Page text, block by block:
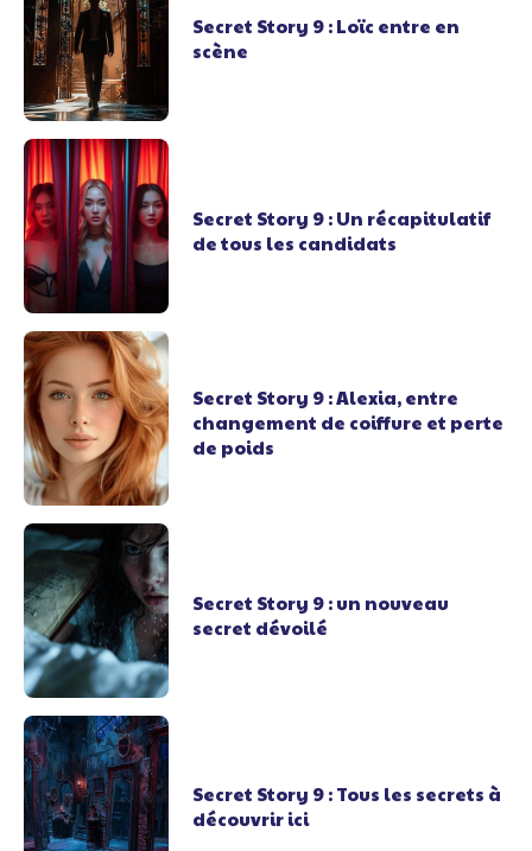
Secret Story 9 : Loïc entre en
scène
Secret Story 9 : Un récapitulatif
de tous les candidats
Secret Story 9 : Alexia, entre
changement de coiffure et perte
de poids
Secret Story 9 : un nouveau
secret dévoilé
Secret Story 9 : Tous les secrets à
découvrir ici